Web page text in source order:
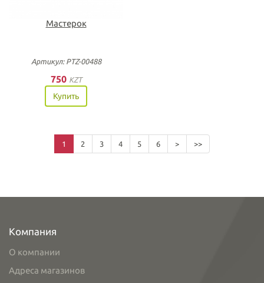
Мастерок
Артикул: PTZ-00488
750 KZT
Купить
1 2 3 4 5 6 > >>
Компания
О компании
Адреса магазинов